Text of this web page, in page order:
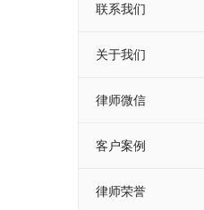
联系我们
关于我们
律师微信
客户案例
律师荣誉